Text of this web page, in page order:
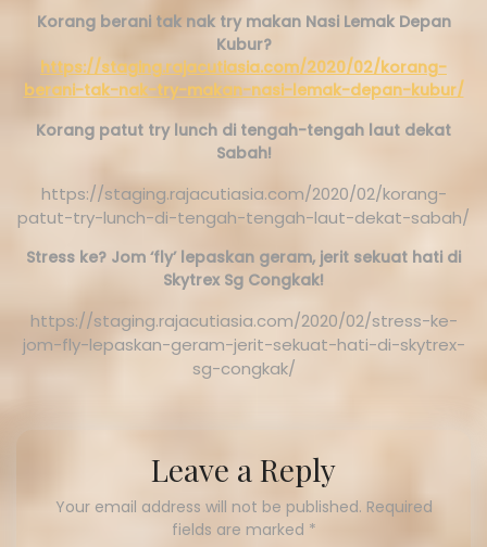
Korang berani tak nak try makan Nasi Lemak Depan
Kubur?
https://staging.rajacutiasia.com/2020/02/korang-
berani-tak-nak-try-makan-nasi-lemak-depan-kubur/
Korang patut try lunch di tengah-tengah laut dekat
Sabah!
https://staging.rajacutiasia.com/2020/02/korang-
patut-try-lunch-di-tengah-tengah-laut-dekat-sabah/
Stress ke? Jom ‘fly’ lepaskan geram, jerit sekuat hati di
Skytrex Sg Congkak!
https://staging.rajacutiasia.com/2020/02/stress-ke-
jom-fly-lepaskan-geram-jerit-sekuat-hati-di-skytrex-
sg-congkak/
Leave a Reply
Your email address will not be published. Required
fields are marked *